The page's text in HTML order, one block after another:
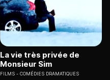
La vie très privée de
Monsieur Sim
FILMS COMÉDIES DRAMATIQUES